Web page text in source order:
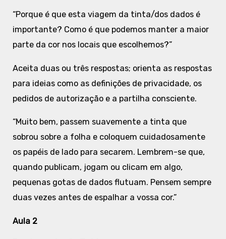
“Porque é que esta viagem da tinta/dos dados é
importante? Como é que podemos manter a maior
parte da cor nos locais que escolhemos?”
Aceita duas ou três respostas; orienta as respostas
para ideias como as definições de privacidade, os
pedidos de autorização e a partilha consciente.
“Muito bem, passem suavemente a tinta que
sobrou sobre a folha e coloquem cuidadosamente
os papéis de lado para secarem. Lembrem-se que,
quando publicam, jogam ou clicam em algo,
pequenas gotas de dados flutuam. Pensem sempre
duas vezes antes de espalhar a vossa cor.”
Aula 2